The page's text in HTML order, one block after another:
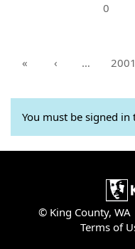
0
« ‹ …
You must be signed
© King County,
Terms of